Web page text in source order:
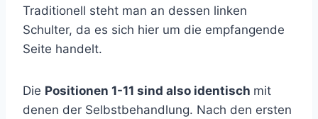
Traditionell steht man an dessen linken
Schulter, da es sich hier um die empfangende
Seite handelt.
Die Positionen 1-11 sind also identisch mit
denen der Selbstbehandlung. Nach den ersten